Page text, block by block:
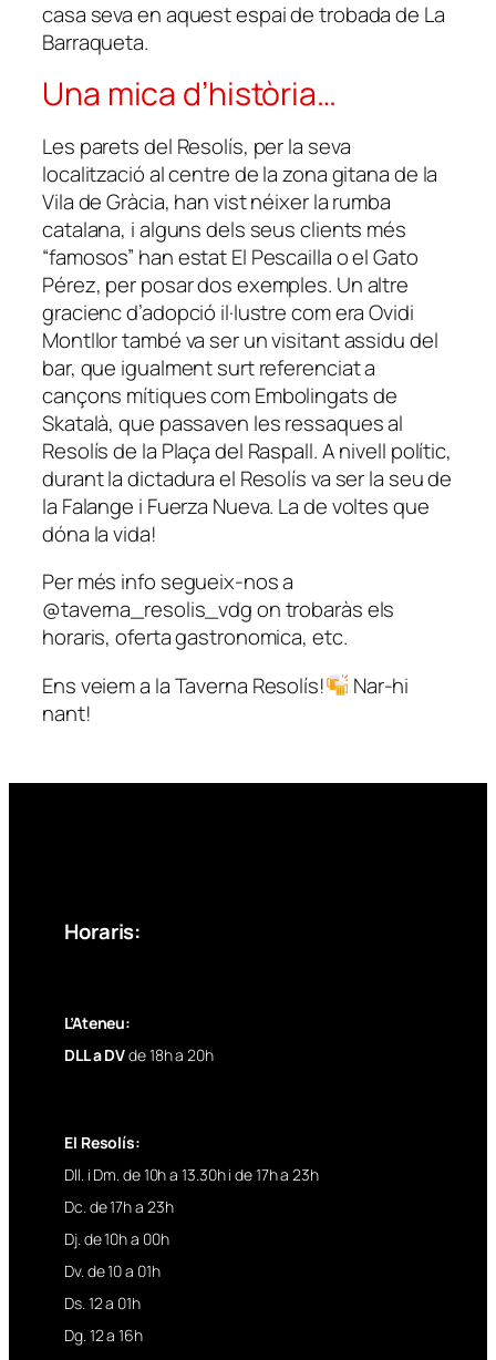
casa seva en aquest espai de trobada de La
Barraqueta.
Una mica d’història…
Les parets del Resolís, per la seva
localització al centre de la zona gitana de la
Vila de Gràcia, han vist néixer la rumba
catalana, i alguns dels seus clients més
“famosos” han estat El Pescailla o el Gato
Pérez, per posar dos exemples. Un altre
gracienc d’adopció il·lustre com era Ovidi
Montllor també va ser un visitant assidu del
bar, que igualment surt referenciat a
cançons mítiques com Embolingats de
Skatalà, que passaven les ressaques al
Resolís de la Plaça del Raspall. A nivell polític,
durant la dictadura el Resolís va ser la seu de
la Falange i Fuerza Nueva. La de voltes que
dóna la vida!
Per més info segueix-nos a
@taverna_resolis_vdg on trobaràs els
horaris, oferta gastronomica, etc.
Ens veiem a la Taverna Resolís!
Nar-hi
nant!
Horaris:
L’Ateneu:
DLL a DVde 18h a 20h
El Resolís:
Dll. i Dm. de 10h a 13.30h i de 17h a 23h
Dc. de 17h a 23h
Dj. de 10h a 00h
Dv. de 10 a 01h
Ds. 12 a 01h
Dg. 12 a 16h